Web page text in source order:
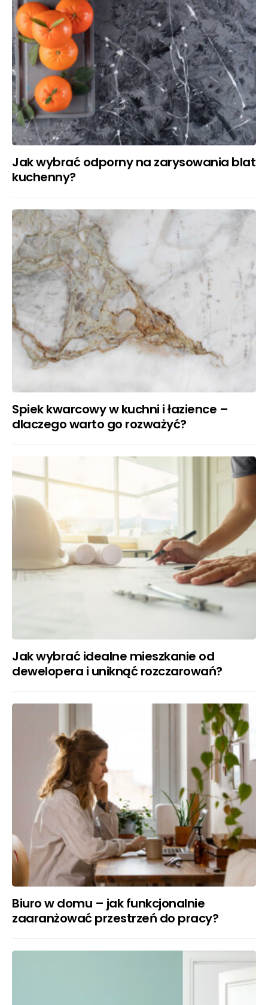
Jak wybrać odporny na zarysowania blat
kuchenny?
Spiek kwarcowy w kuchni i łazience –
dlaczego warto go rozważyć?
Jak wybrać idealne mieszkanie od
dewelopera i uniknąć rozczarowań?
Biuro w domu – jak funkcjonalnie
zaaranżować przestrzeń do pracy?